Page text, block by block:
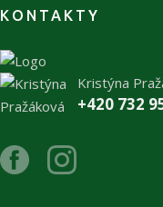
KONTAKTY
Kristýna
+420 732